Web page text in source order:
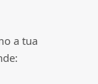
a tua